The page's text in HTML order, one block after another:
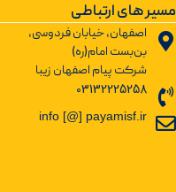
مسیر های ارتباطی
اصفهان، خیابان فردوسی،
بن‌بست امام(ره)
شرکت پیام اصفهان زیبا
03132225258
info [@] payamisf.ir